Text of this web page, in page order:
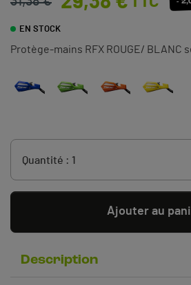
EN STOCK
Protège-mains RFX ROUGE/ BLANC
Ajouter au
Description